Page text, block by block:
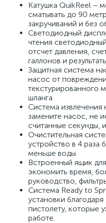
Катушка QuikReel –
сматывать до 90
закручиваний и без
Светодиодный
чтения
отсчет давления,
галлонов и
Защитная система
насос от
текстурированного
шланга.
Система
замените насос, не
считанные секунды,
Очистительная
устройство в 4 раза
меньше воды.
Встроенный ящик
экономить время,
руководство,
Система Ready to
установки
пистолету, которые
работе.